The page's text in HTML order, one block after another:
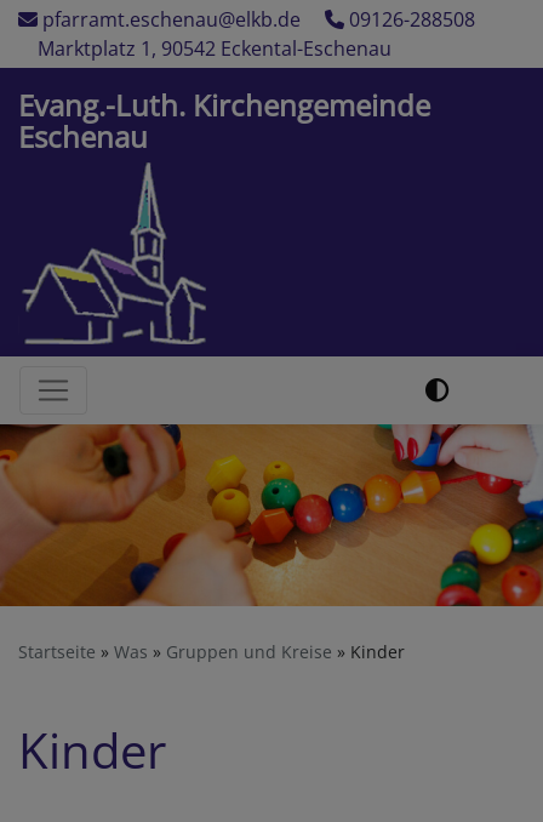
Direkt
zum
Inhalt
pfarramt.eschenau@elkb.de
09126-288508
Marktplatz 1, 90542 Eckental-Eschenau
Evang.-Luth. Kirchengemeinde
Eschenau
Hauptnavigation
Startseite Was Gruppen und Kreise Kinder
Kinder